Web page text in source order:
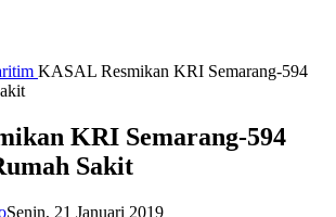
KASAL Resmikan KRI Semarang-594
KRI Semarang-594
Sakit
Senin, 21 Januari 2019